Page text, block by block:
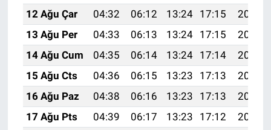
12 Ağu Çar
04:32 06:12 13:24 17:15
20:26
13 Ağu Per
04:33 06:13 13:24 17:15
20:25
14 Ağu Cum
04:35 06:14 13:24 17:14
20:23
15 Ağu Cts
04:36 06:15 13:23 17:13
20:22
16 Ağu Paz
04:38 06:16 13:23 17:13
20:20
17 Ağu Pts
04:39 06:17 13:23 17:12
20:19